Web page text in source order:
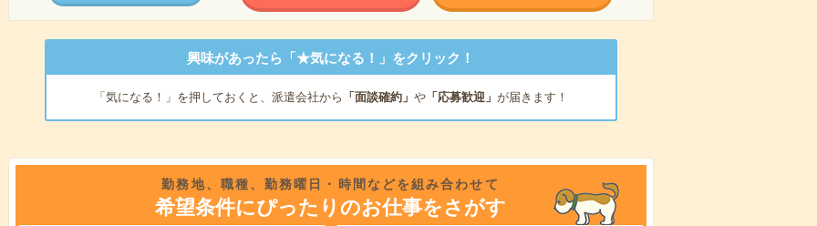
興味があったら「★気になる！」をクリック！
「気になる！」を押しておくと、派遣会社から 「面談確約」 や「応募歓迎」 が届きます！
勤務地、職種、勤務曜日・時間などを組み合わせて
希望条件にぴったりのお仕事をさがす